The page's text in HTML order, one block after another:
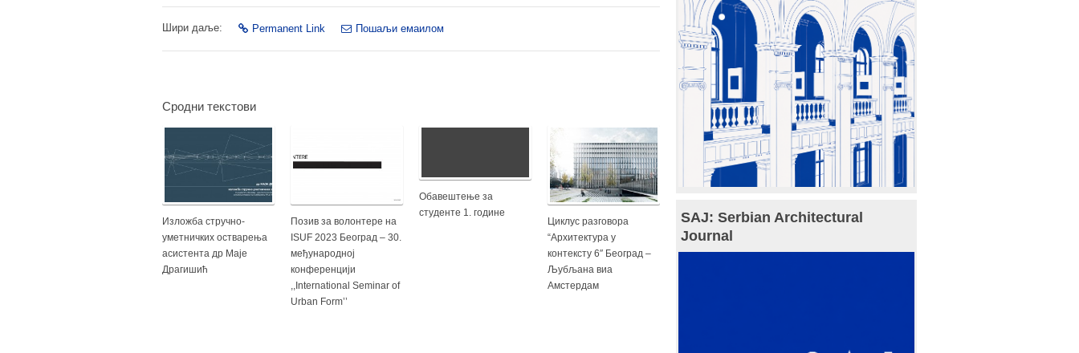
Шири даље: Permanent Link Пошаљи емаилом
Сродни текстови
Изложба стручно-
уметничких остварења
асистента др Маје
Драгишић
Позив за волонтере на
ISUF 2023 Београд – 30.
међународној
конференцији
,,International Seminar of
Urban Form’’
Обавештење за
студенте 1. године
Циклус разговора
“Архитектура у
контексту 6″ Београд –
Љубљана виа
Амстердам
SAJ: Serbian Architectural
Journal